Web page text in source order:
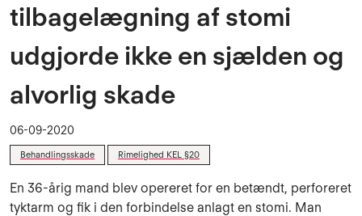
tilbagelægning af stomi
udgjorde ikke en sjælden og
alvorlig skade
06-09-2020
Behandlingsskade Rimelighed KEL §20
En 36-årig mand blev opereret for en betændt, perforeret
tyktarm og fik i den forbindelse anlagt en stomi. Man